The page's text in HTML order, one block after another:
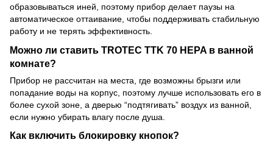
образовываться иней, поэтому прибор делает паузы на
автоматическое оттаивание, чтобы поддерживать стабильную
работу и не терять эффективность.
Можно ли ставить TROTEC TTK 70 HEPA в ванной
комнате?
Прибор не рассчитан на места, где возможны брызги или
попадание воды на корпус, поэтому лучше использовать его в
более сухой зоне, а дверью “подтягивать” воздух из ванной,
если нужно убирать влагу после душа.
Как включить блокировку кнопок?